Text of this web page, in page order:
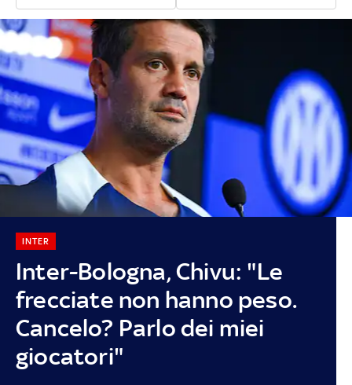
Inter-Bologna, Chivu: "Le
frecciate non hanno peso.
Cancelo? Parlo dei miei
giocatori"
INTER